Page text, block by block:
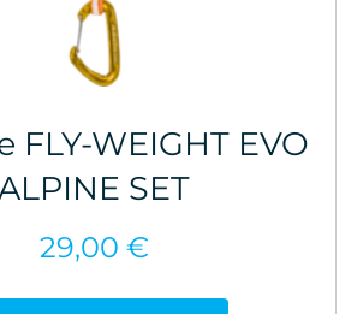
FLY-WEIGHT EVO
SET
29,00 €